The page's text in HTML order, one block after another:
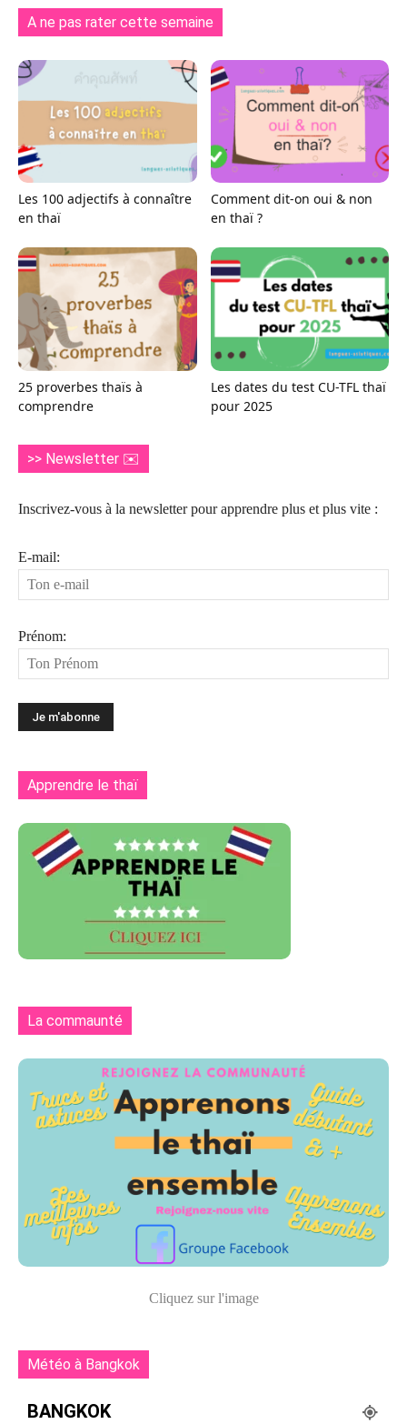
A ne pas rater cette semaine
Les 100 adjectifs à connaître
en thaï
Comment dit-on oui & non
en thaï ?
25 proverbes thaïs à
comprendre
Les dates du test CU-TFL thaï
pour 2025
>> Newsletter ✉️
Inscrivez-vous à la newsletter pour apprendre plus et plus vite :
E-mail:
Prénom:
Apprendre le thaï
La commaunté
Cliquez sur l'image
Météo à Bangkok
BANGKOK